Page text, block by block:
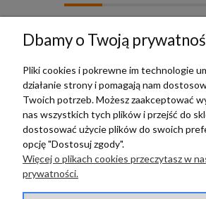
TERRADECO
BAZA WIEDZY
PŁATNOŚCI I
Dbamy o Twoją
Pliki cookies i pokrewne im technologie
działanie strony i pomagają nam
Twoich potrzeb. Możesz zaakceptować
nas wszystkich tych plików i przejść do
dostosować użycie plików do swoich
opcję "Dostosuj zgody".
Więcej o plikach cookies przeczytasz w
prywatności.